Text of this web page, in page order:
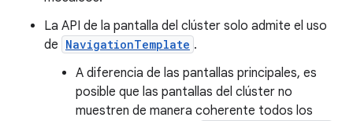
La API de la pantalla del clúster solo admite el uso
de NavigationTemplate .
A diferencia de las pantallas principales, es
posible que las pantallas del clúster no
muestren de manera coherente todos los